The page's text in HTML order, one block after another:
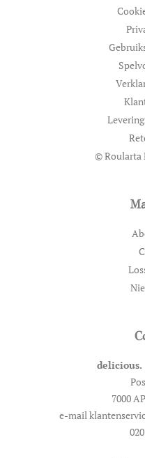
© Roularta
7000
e-mail